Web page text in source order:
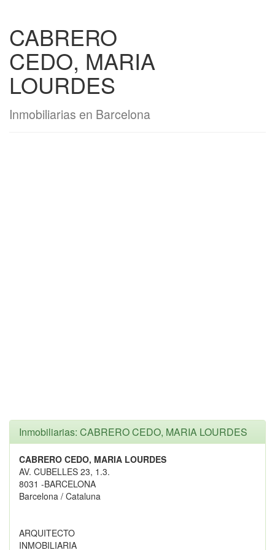
CABRERO
CEDO, MARIA
LOURDES
Inmobiliarias en Barcelona
Inmobiliarias: CABRERO CEDO, MARIA LOURDES
CABRERO CEDO, MARIA LOURDES
AV. CUBELLES 23, 1.3.
8031 -BARCELONA
Barcelona / Cataluna
ARQUITECTO
INMOBILIARIA